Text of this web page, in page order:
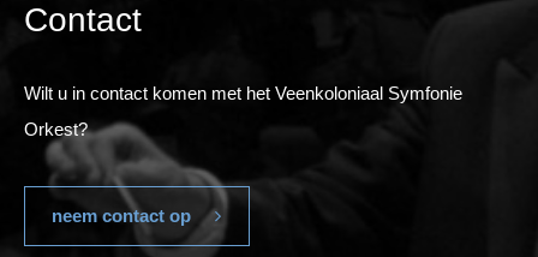
Contact
Wilt u in contact komen met het Veenkoloniaal Symfonie
Orkest?
neem contact op